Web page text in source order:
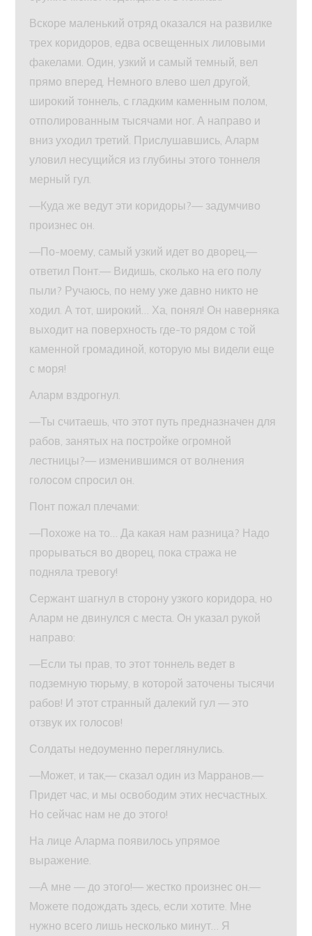
Вскоре маленький отряд оказался на развилке
трех коридоров, едва освещенных лиловыми
факелами. Один, узкий и самый темный, вел
прямо вперед. Немного влево шел другой,
широкий тоннель, с гладким каменным полом,
отполированным тысячами ног. А направо и
вниз уходил третий. Прислушавшись, Аларм
уловил несущийся из глубины этого тоннеля
мерный гул.
—Куда же ведут эти коридоры?— задумчиво
произнес он.
—По-моему, самый узкий идет во дворец,—
ответил Понт.— Видишь, сколько на его полу
пыли? Ручаюсь, по нему уже давно никто не
ходил. А тот, широкий… Ха, понял! Он наверняка
выходит на поверхность где-то рядом с той
каменной громадиной, которую мы видели еще
с моря!
Аларм вздрогнул.
—Ты считаешь, что этот путь предназначен для
рабов, занятых на постройке огромной
лестницы?— изменившимся от волнения
голосом спросил он.
Понт пожал плечами:
—Похоже на то… Да какая нам разница? Надо
прорываться во дворец, пока стража не
подняла тревогу!
Сержант шагнул в сторону узкого коридора, но
Аларм не двинулся с места. Он указал рукой
направо:
—Если ты прав, то этот тоннель ведет в
подземную тюрьму, в которой заточены тысячи
рабов! И этот странный далекий гул — это
отзвук их голосов!
Солдаты недоуменно переглянулись.
—Может, и так,— сказал один из Марранов.—
Придет час, и мы освободим этих несчастных.
Но сейчас нам не до этого!
На лице Аларма появилось упрямое
выражение.
—А мне — до этого!— жестко произнес он.—
Можете подождать здесь, если хотите. Мне
нужно всего лишь несколько минут… Я